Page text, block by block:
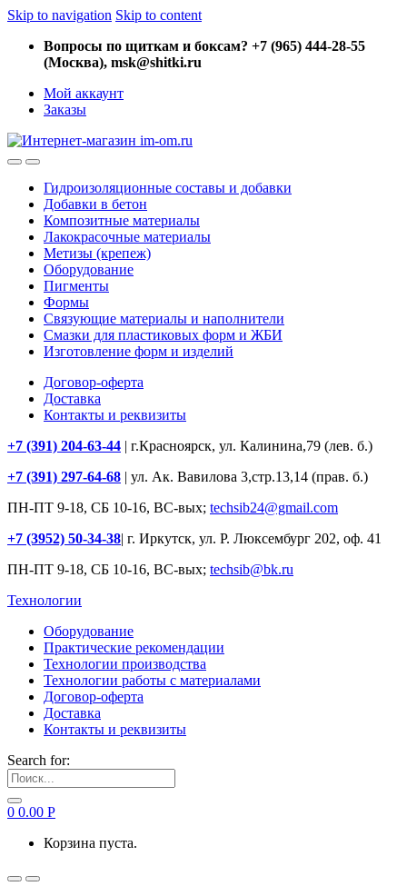
Skip to navigation Skip to content
Вопросы по щиткам и боксам? +7 (965) 444-28-55
(Москва), msk@shitki.ru
Мой аккаунт
Заказы
Гидроизоляционные составы и добавки
Добавки в бетон
Композитные материалы
Лакокрасочные материалы
Метизы (крепеж)
Оборудование
Пигменты
Формы
Связующие материалы и наполнители
Смазки для пластиковых форм и ЖБИ
Изготовление форм и изделий
Договор-оферта
Доставка
Контакты и реквизиты
+7 (391) 204-63-44 | г.Красноярск, ул. Калинина,79 (лев. б.)
+7 (391) 297-64-68 | ул. Ак. Вавилова 3,стр.13,14 (прав. б.)
ПН-ПТ 9-18, СБ 10-16, ВС-вых; techsib24@gmail.com
+7 (3952) 50-34-38| г. Иркутск, ул. Р. Люксембург 202, оф. 41
ПН-ПТ 9-18, СБ 10-16, ВС-вых; techsib@bk.ru
Технологии
Оборудование
Практические рекомендации
Технологии производства
Технологии работы с материалами
Договор-оферта
Доставка
Контакты и реквизиты
Search for:
0 0.00 Р
Корзина пуста.